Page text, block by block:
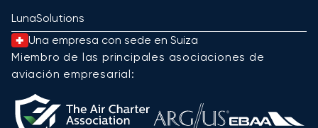
LunaSolutions
Una empresa con sede en Suiza
Miembro de las principales asociaciones de
aviación empresarial: